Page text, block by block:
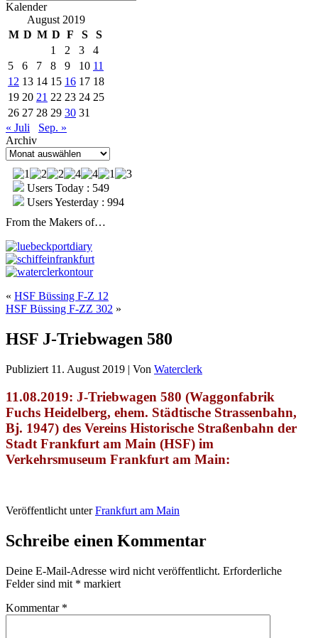
Kalender
August 2019
M D M D F S
S
1
2 3
4
5
6 7 8 9 10 11
12 13 14 15 16 17 18
19 20 21 22 23 24 25
26 27 28 29 30 31
« Juli
Sep. »
Archiv
Archiv
Users Today : 549
Users Yesterday : 994
From the Makers of…
« HSF Büssing F-Z 12
HSF Büssing F-ZZ 302 »
HSF J-Triebwagen 580
Publiziert 11. August 2019 | Von Waterclerk
11.08.2019: J-Triebwagen 580 (Waggonfabrik
Fuchs Heidelberg, ehem. Städtische Strassenbahn,
Bj. 1947) des Vereins Historische Straßenbahn der
Stadt Frankfurt am Main (HSF) im
Verkehrsmuseum Frankfurt am Main:
Veröffentlicht unter Frankfurt am Main
Schreibe einen Kommentar
Deine E-Mail-Adresse wird nicht veröffentlicht. Erforderliche
Felder sind mit * markiert
Kommentar *